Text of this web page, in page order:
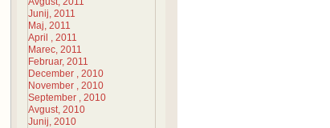
Junij, 2011
Maj, 2011
April , 2011
Marec, 2011
Februar, 2011
December , 2010
November , 2010
September , 2010
Avgust, 2010
Junij, 2010